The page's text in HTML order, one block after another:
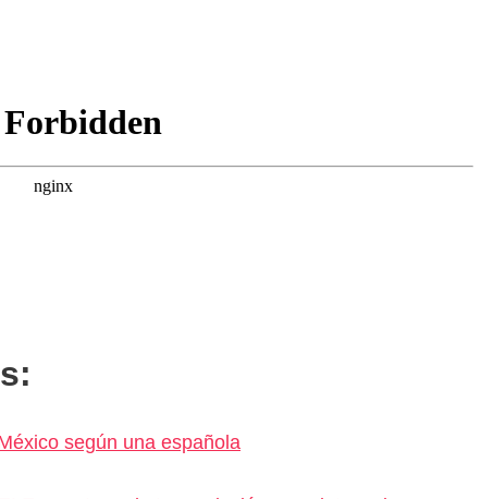
según una española